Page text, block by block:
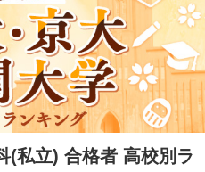
(私立) 合格者 高校別ラ